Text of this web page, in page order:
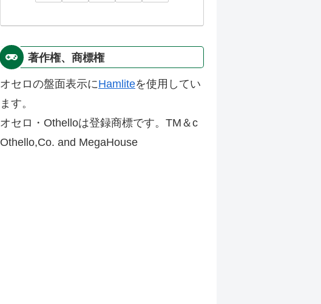
著作権、商標権
オセロの盤面表示にHamliteを使用してい
ます。
オセロ・Othelloは登録商標です。TM＆c
Othello,Co. and MegaHouse